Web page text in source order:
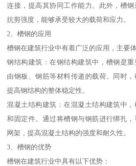
连接，提高其协同工作能力。此外，槽
抗剪强度，能够承受较大的载荷和应力。
2、槽钢的应用
槽钢在建筑行业中有着广泛的应用，主要
钢结构建筑：在钢结构建筑中，槽钢是
由钢板、钢筋等材料传递的载荷。同时，
提高钢结构的整体稳定性。
混凝土结构建筑：在混凝土结构建筑中
和固定件。通过将槽钢与钢筋进行绑扎
网架，提高混凝土结构的强度和耐久性。
3、槽钢的优势
槽钢在建筑行业中具有以下优势：